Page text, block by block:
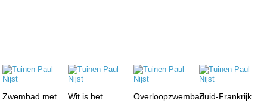
Zwembad met
Wit is het
OverloopzwembadZuid-Frankrijk